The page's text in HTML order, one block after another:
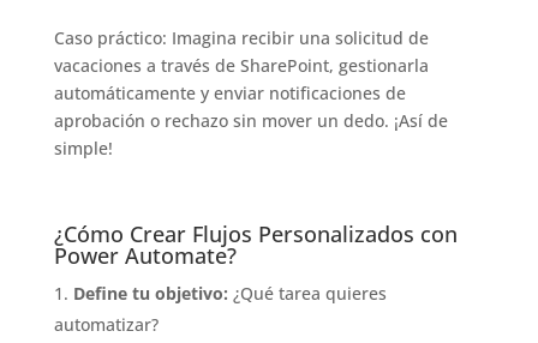
Caso práctico: Imagina recibir una solicitud de
vacaciones a través de SharePoint, gestionarla
automáticamente y enviar notificaciones de
aprobación o rechazo sin mover un dedo. ¡Así de
simple!
¿Cómo Crear Flujos Personalizados con
Power Automate?
Define tu objetivo: ¿Qué tarea quieres
automatizar?